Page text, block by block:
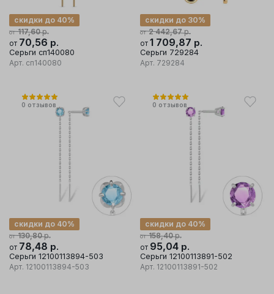
от 117,60р.
скидки до 40%
от 70,56 р.
Серьги сп140080
Арт. сп140080
от 2 442,67р.
скидки до 30%
от 1 709,87 р.
Серьги 729284
Арт. 729284
0 отзывов
от 130,80р.
скидки до 40%
от 78,48 р.
Серьги 12100113894-503
Арт. 12100113894-503
0 отзывов
от 158,40р.
скидки до 40%
от 95,04 р.
Серьги 12100113891-502
Арт. 12100113891-502